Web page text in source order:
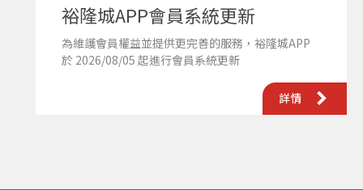
裕隆城APP會員系統更新
為維護會員權益並提供更完善的服務，裕隆城APP
於 2026/08/05 起進行會員系統更新
詳情